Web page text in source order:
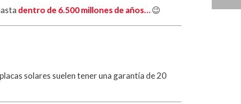
dentro de 6.500 millones de años…😉
solares suelen tener una garantía de 20